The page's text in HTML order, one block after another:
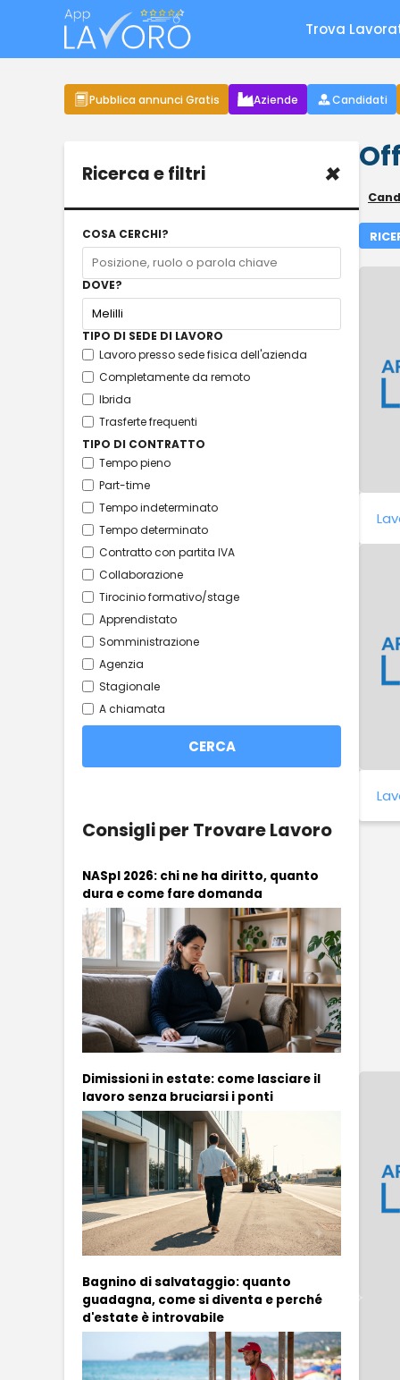
Trova
Pubblica annunci Gratis Aziende Candidati
Ricerca e filtri ×
COSA CERCHI?
DOVE?
TIPO DI SEDE DI LAVORO
Lavoro presso sede fisica dell'azienda
Completamente da remoto
Ibrida
Trasferte frequenti
TIPO DI CONTRATTO
Tempo pieno
Part-time
Tempo indeterminato
Tempo determinato
Contratto con partita IVA
Collaborazione
Tirocinio formativo/stage
Apprendistato
Somministrazione
Agenzia
Stagionale
A chiamata
Consigli per Trovare Lavoro
NASpI 2026: chi ne ha diritto, quanto
dura e come fare domanda
Dimissioni in estate: come lasciare il
lavoro senza bruciarsi i ponti
Bagnino di salvataggio: quanto
guadagna, come si diventa e perché
d'estate è introvabile